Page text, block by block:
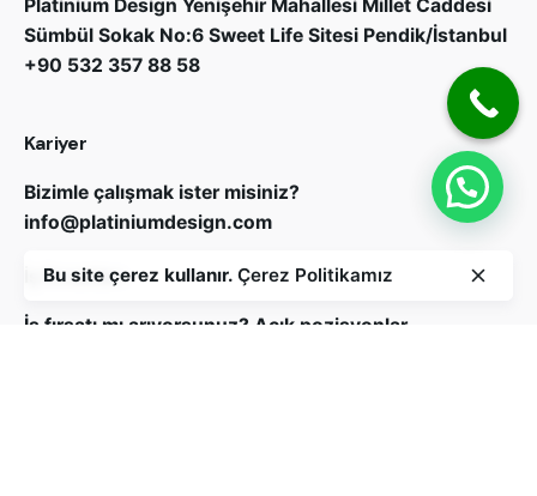
Platinium Design Yenişehir Mahallesi Millet Caddesi
Sümbül Sokak No:6 Sweet Life Sitesi Pendik/İstanbul
+90 532 357 88 58
Kariyer
Bizimle çalışmak ister misiniz?
info@platiniumdesign.com
İş Fırsatları
İş fırsatı mı arıyorsunuz? Açık pozisyonlar
Bu site çerez kullanır. Çerez Politikamız